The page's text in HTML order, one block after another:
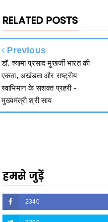
Previous
एकता, अखंडता और राष्ट्रीय
स्वाभिमान के सशक्त प्रहरी -
मुख्यमंत्री श्री साय
2340
3290
5212